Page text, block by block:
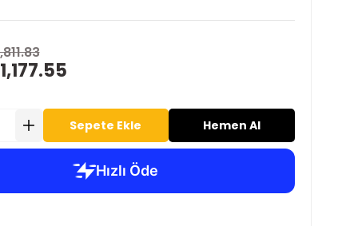
Sepete Ekle Hemen Al